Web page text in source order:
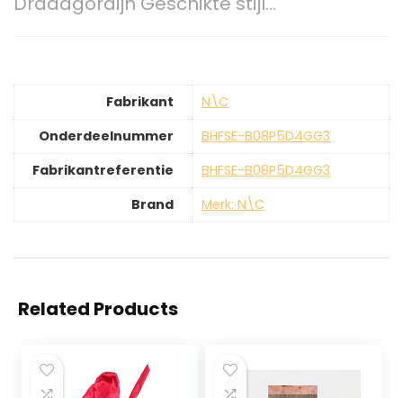
Fabrikant
‎N\C
Onderdeelnummer
‎BHFSE-B08P5D4GG3
Fabrikantreferentie
‎BHFSE-B08P5D4GG3
Brand
Merk: N\C
Related Products